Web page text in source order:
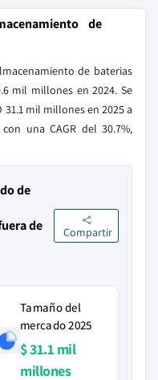
de
de baterias
mil millones en 2024. Se
31.1 mil millones en 2025 a
una CAGR del 30.7%,
de
de Compartir
Tamaño del
mercado 2025
$ 31.1 mil
millones